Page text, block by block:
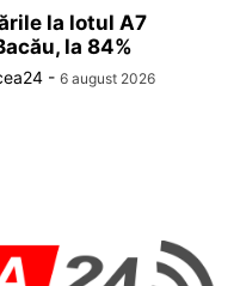
la lotul A7
la 84%
- 6 august 2026